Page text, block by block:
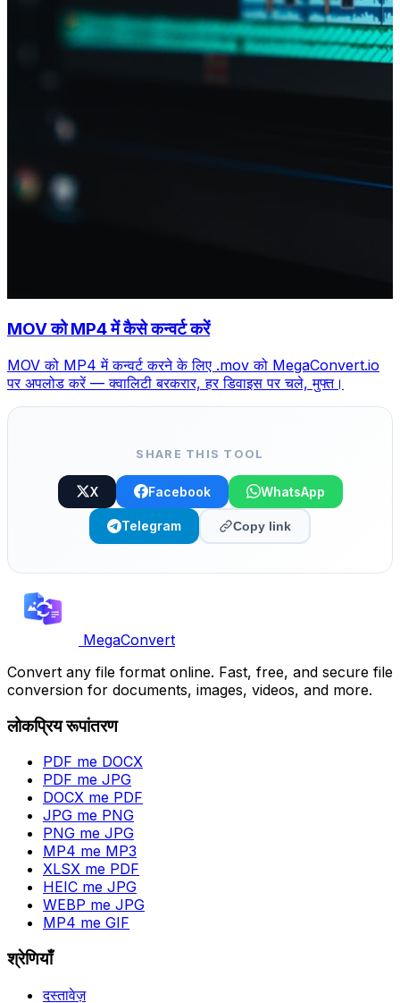
MOV को MP4 में कैसे कन्वर्ट करें
MOV को MP4 में कन्वर्ट करने के लिए .mov को MegaConvert.io
पर अपलोड करें — क्वालिटी बरकरार, हर डिवाइस पर चले, मुफ्त।
SHARE THIS TOOL
X Facebook WhatsApp
Telegram Copy link
MegaConvert
Convert any file format online. Fast, free, and secure file
conversion for documents, images, videos, and more.
लोकप्रिय रूपांतरण
PDF me DOCX
PDF me JPG
DOCX me PDF
JPG me PNG
PNG me JPG
MP4 me MP3
XLSX me PDF
HEIC me JPG
WEBP me JPG
MP4 me GIF
श्रेणियाँ
दस्तावेज़